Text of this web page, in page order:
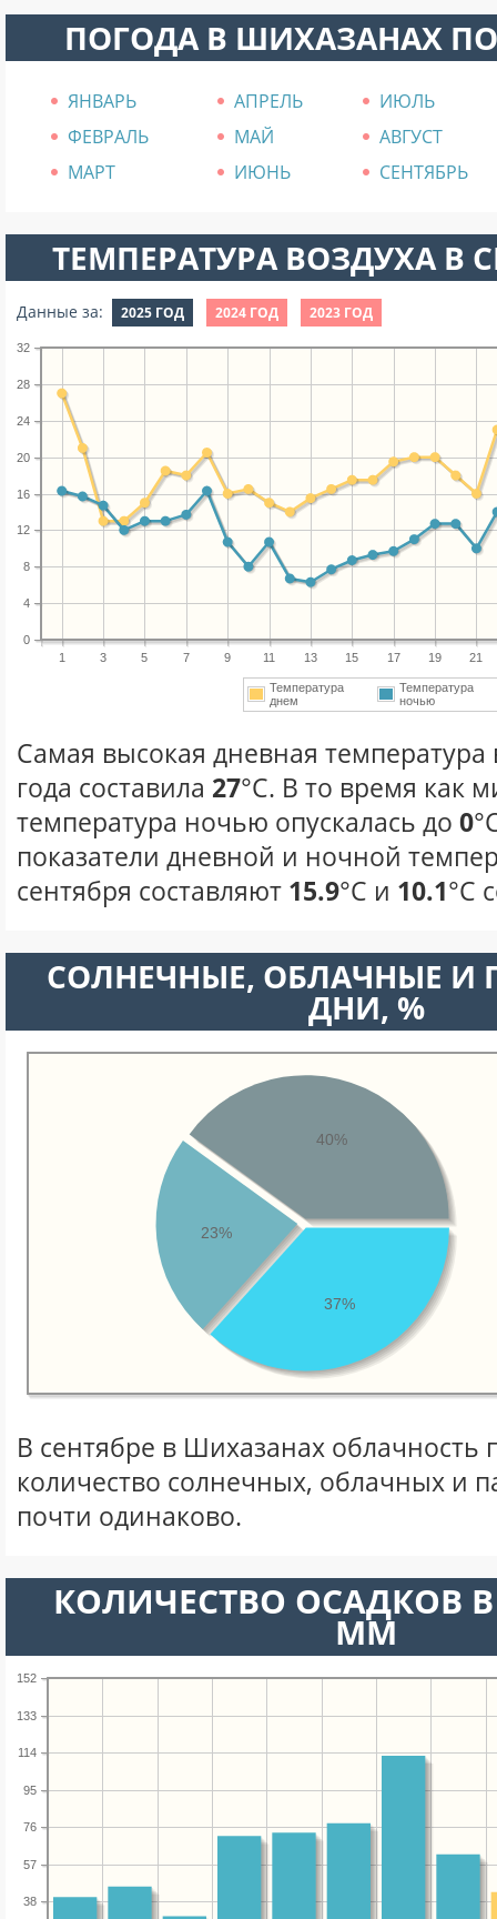
ПОГОДА В ШИХАЗАНАХ
ЯНВАРЬ АПРЕЛЬ
ИЮЛЬ
ФЕВРАЛЬ
МАЙ
АВГУСТ
МАРТ
ИЮНЬ СЕНТЯБРЬ
ТЕМПЕРАТУРА ВОЗДУХА В
Данные за: 2025 ГОД 2024 ГОД 2023 ГОД
1 3 5 7 9 11 13 15 17 19 21
0
4
8
12
16
20
24
28
32
Температура
днем
Температура
ночью
Самая высокая дневная температура
года составила 27°С. В то время как
температура ночью опускалась до 0
показатели дневной и ночной
сентября составляют 15.9°С и 10.1°С
CОЛНЕЧНЫЕ, ОБЛАЧНЫЕ И
ДНИ, %
37%
23%
40%
В сентябре в Шихазанах облачность
количество солнечных, облачных и
почти одинаково.
КОЛИЧЕСТВО ОСАДКОВ В
ММ
38
57
76
95
114
133
152